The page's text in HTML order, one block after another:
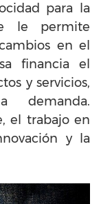
para la
le permite
en el
financia el
y servicios,
demanda.
el trabajo en
y la